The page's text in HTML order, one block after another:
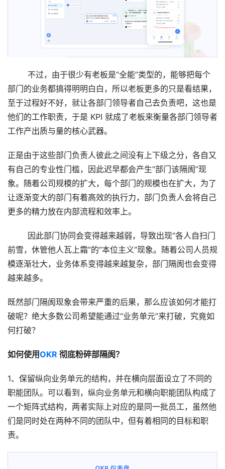
不过，由于很少有老板是“全能”类型的，能够把每个
部门的业务都搞得明明白白，所以老板更多的只是看结果，
至于过程好不好，就让各部门领导者自己去负责吧，这也是
他们的工作职责，于是 KPI 就成了老板来衡量各部门领导者
工作产出质与量的核心武器。
正是由于这些部门负责人彼此之间没有上下级之分，各自又
有自己的专业性门槛，因此迟早都会产生“部门该隔阂”现
象。随着公司规模的扩大，每个部门的规模也在扩大，为了
让逐渐变大的部门有着高效的执行力，部门负责人会将自己
更多的精力放在内部流程和效率上。
因此部门协同会变得越来越弱，导致出现“各人自扫门
前雪，休管他人瓦上霜”的“本位主义”现象。随着公司人员规
模逐渐壮大，业务体系变得越来越复杂，部门隔阂也会变得
越来越多。
既然部门隔阂现象会带来严重的后果，那么应该如何才能打
破呢？绝大多数公司希望能通过“业务单元”来打破，究竟如
何打破？
如何使用OKR 彻底粉碎部隔阂？
1、保留纵向业务单元的结构，并在横向层面设立了不同的
职能团队。可以看到，纵向业务单元和横向职能团队构成了
一个矩阵式结构，两者实际上对应的是同一批员工，虽然他
们是同时处在两种不同的团队中，但有着相同的目标和职
责。